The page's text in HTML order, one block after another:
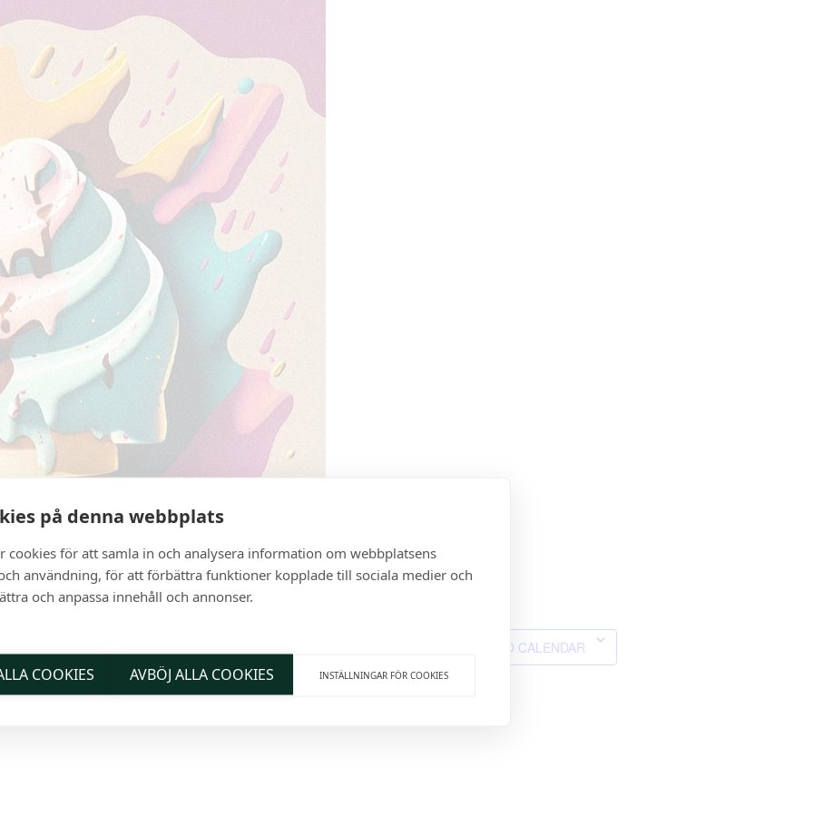
på denna webbplats
cookies för att samla in och analysera information om webbplatsens
användning, för att förbättra funktioner kopplade till sociala medier och
och anpassa innehåll och annonser.
COOKIES AVBÖJ ALLA COOKIES INSTÄLLNINGAR FÖR COOKIES
Summery feelgood music - Sangria jugs - Mango mojitos!
ADD TO CALENDAR